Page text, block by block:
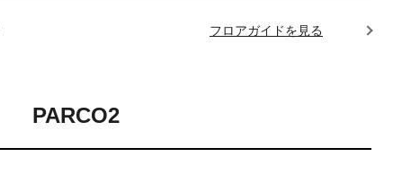
フロアガイドを見る
PARCO2